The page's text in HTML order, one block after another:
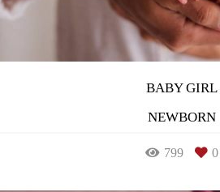
BABY GIRL
NEWBORN
799 0